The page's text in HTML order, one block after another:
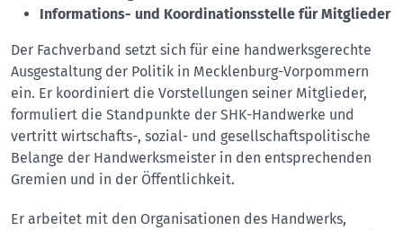
Informations- und Koordinationsstelle für Mitglieder
Der Fachverband setzt sich für eine handwerksgerechte
Ausgestaltung der Politik in Mecklenburg-Vorpommern
ein. Er koordiniert die Vorstellungen seiner Mitglieder,
formuliert die Standpunkte der SHK-Handwerke und
vertritt wirtschafts-, sozial- und gesellschaftspolitische
Belange der Handwerksmeister in den entsprechenden
Gremien und in der Öffentlichkeit.
Er arbeitet mit den Organisationen des Handwerks,